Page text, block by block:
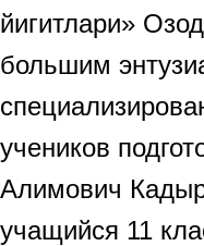
йигитлари»
большим
учеников
Алимович
учащийся 11